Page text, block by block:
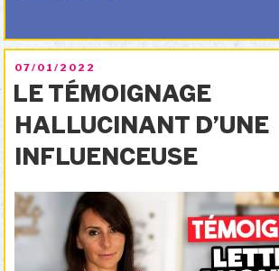
PUBLIÉ
LE
07/01/2022
LE TÉMOIGNAGE
HALLUCINANT D’UNE
INFLUENCEUSE